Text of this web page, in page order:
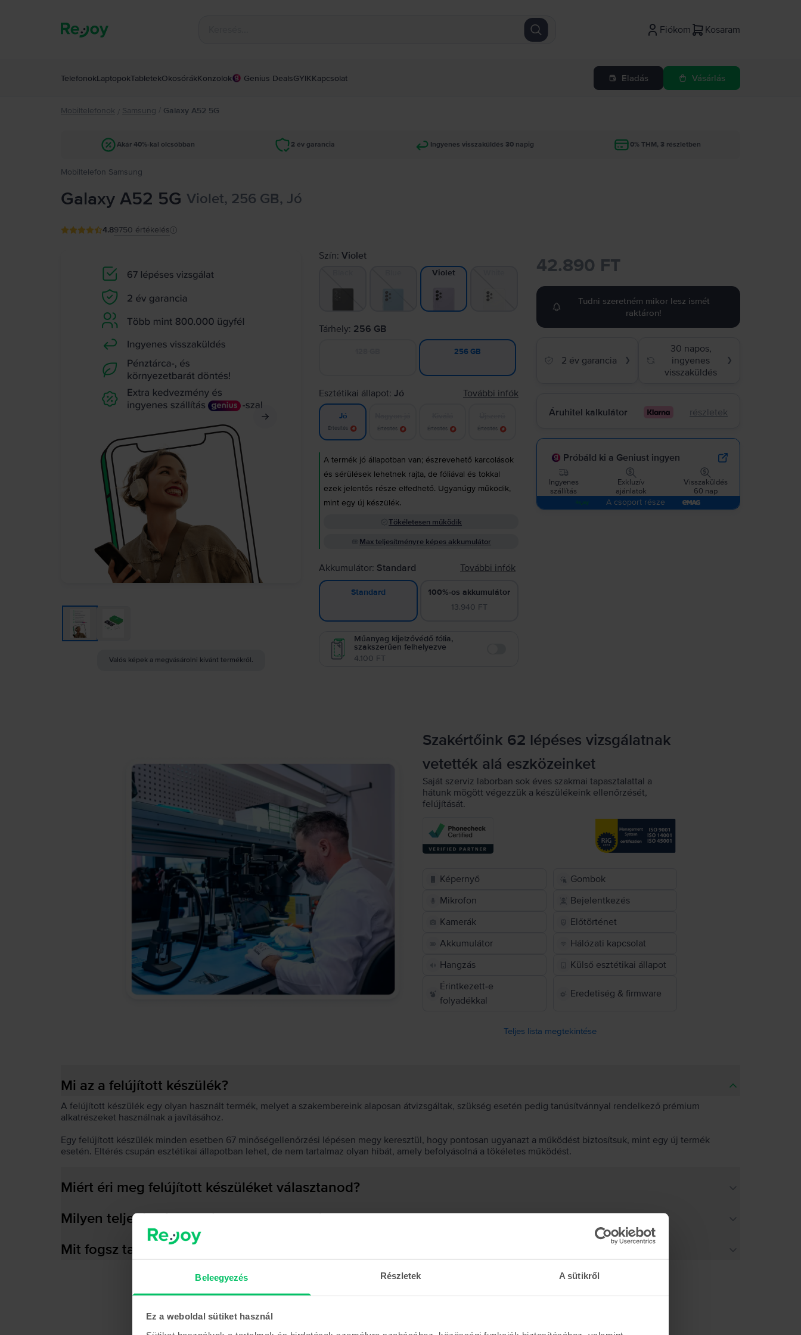
Beleegyezés Részletek A sütikről
Ez a weboldal sütiket használ
Fiókom Kosaram
TelefonokLaptopokTabletekOkosórákKonzolok Genius DealsGYIKKapcsolat Eladás Vásárlás
Mobiltelefonok / Samsung / Galaxy A52 5G
Akár 40%-kal olcsóbban 2 év garancia Ingyenes visszaküldés 30 napig 0% THM, 3 részletben
Mobiltelefon Samsung
Galaxy A52 5G Violet, 256 GB, Jó
4.89750 értékelés
Valós képek a megvásárolni kívánt termékről.
Szín:Violet
Violet
Tárhely: 256 GB
256 GB
Esztétikai állapot:Jó További infók
Jó
Értesítés Értesítés Értesítés Értesítés
A termék jó állapotban van; észrevehető karcolások
és sérülések lehetnek rajta, de fóliával és tokkal
ezek jelentős része elfedhető. Ugyanúgy működik,
mint egy új készülék.
Tökéletesen működik
Max teljesítményre képes akkumulátor
Akkumulátor: Standard További infók
Standard
100%-os akkumulátor
13.940 FT
Műanyag kijelzővédő fólia,
szakszerűen felhelyezve
4.100 FT
42.890 FT
Tudni szeretném mikor lesz ismét
raktáron!
2 év garancia ❯
30 napos,
ingyenes
visszaküldés
❯
Áruhitel kalkulátor részletek
Próbáld ki a Geniust ingyen
Ingyenes
szállítás
Exkluzív
ajánlatok
Visszaküldés
60 nap
A csoport része
Szakértőink 62 lépéses vizsgálatnak
vetették alá eszközeinket
Saját szerviz laborban sok éves szakmai tapasztalattal a
hátunk mögött végezzük a készülékeink ellenőrzését,
felújítását.
Képernyő
Gombok
Mikrofon
Bejelentkezés
Kamerák
Előtörténet
Akkumulátor
Hálózati kapcsolat
Hangzás
Külső esztétikai állapot
Érintkezett-e
folyadékkal
Eredetiség & firmware
Teljes lista megtekintése
Mi az a felújított készülék?
A felújított készülék egy olyan használt termék, melyet a szakembereink alaposan átvizsgáltak, szükség esetén pedig tanúsítvánnyal rendelkező prémium
alkatrészeket használnak a javításához.
Egy felújított készülék minden esetben 67 minőségellenőrzési lépésen megy keresztül, hogy pontosan ugyanazt a működést biztosítsuk, mint egy új termék
esetén. Eltérés csupán esztétikai állapotban lehet, de nem tartalmaz olyan hibát, amely befolyásolná a tökéletes működést.
Miért éri meg felújított készüléket választanod?
Milyen teljesítményre képes az akkumulátor?
Mit fogsz találni a dobozban?